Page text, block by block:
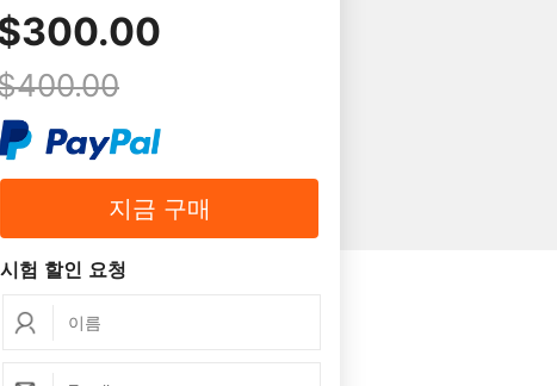
지금 구매
시험 할인 요청